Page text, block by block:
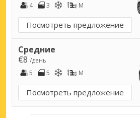
4
3 M
Посмотреть предложение
Средние
€8 /день
5
5 M
Посмотреть предложение